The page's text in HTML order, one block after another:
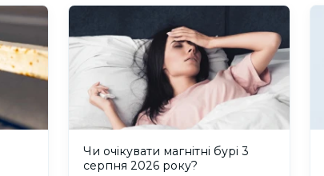
Чи очікувати магнітні бурі 3
серпня 2026 року?